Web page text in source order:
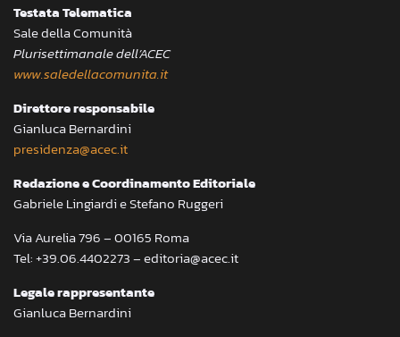
Testata Telematica
Sale della Comunità
Plurisettimanale dell’ACEC
www.saledellacomunita.it
Direttore responsabile
Gianluca Bernardini
presidenza@acec.it
Redazione e Coordinamento Editoriale
Gabriele Lingiardi e Stefano Ruggeri
Via Aurelia 796 – 00165 Roma
Tel: +39.06.4402273 – editoria@acec.it
Legale rappresentante
Gianluca Bernardini